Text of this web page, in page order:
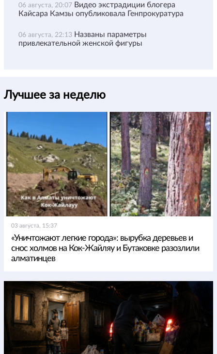
06 августа, 20:07 Видео экстрадиции блогера
Кайсара Камзы опубликовала Генпрокуратура
06 августа, 22:13 Названы параметры
привлекательной женской фигуры
Лучшее за неделю
03 августа, 15:37
«Уничтожают легкие города»: вырубка деревьев и
снос холмов на Кок-Жайляу и Бутаковке разозлили
алматинцев